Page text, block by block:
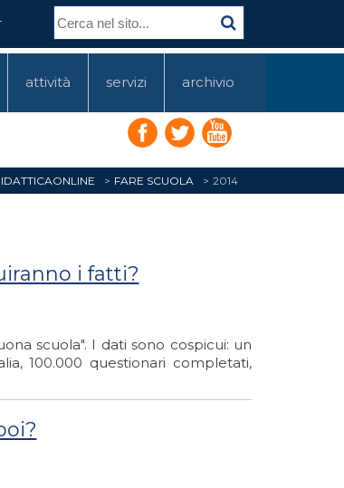
attività servizi archivio
FARE SCUOLA 2014
i fatti?
scuola". I dati sono cospicui: un
100.000 questionari completati,